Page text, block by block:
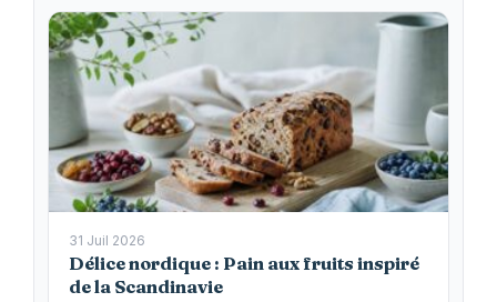
31 Juil 2026
Délice nordique : Pain aux fruits inspiré
de la Scandinavie